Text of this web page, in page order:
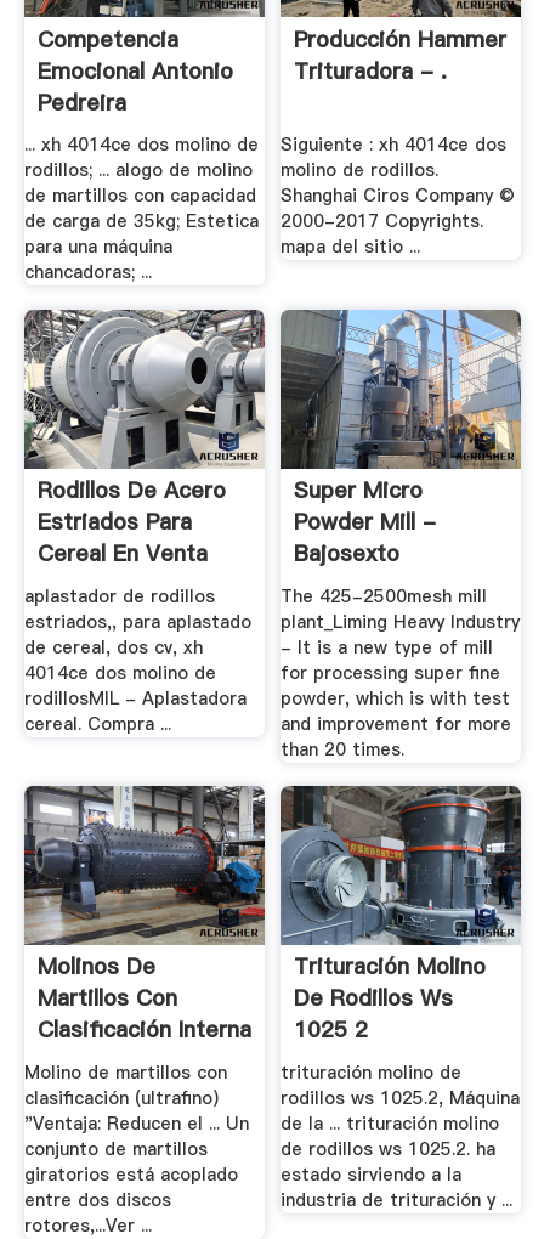
Competencia
Emocional Antonio
Pedreira
... xh 4014ce dos molino de
rodillos; ... alogo de molino
de martillos con capacidad
de carga de 35kg; Estetica
para una máquina
chancadoras; ...
Producción Hammer
Trituradora - .
Siguiente : xh 4014ce dos
molino de rodillos.
Shanghai Ciros Company ©
2000-2017 Copyrights.
mapa del sitio ...
Rodillos De Acero
Estriados Para
Cereal En Venta
aplastador de rodillos
estriados,, para aplastado
de cereal, dos cv, xh
4014ce dos molino de
rodillosMIL - Aplastadora
cereal. Compra ...
Super Micro
Powder Mill -
Bajosexto
The 425-2500mesh mill
plant_Liming Heavy Industry
- It is a new type of mill
for processing super fine
powder, which is with test
and improvement for more
than 20 times.
Molinos De
Martillos Con
Clasificación Interna
Molino de martillos con
clasificación (ultrafino)
"Ventaja: Reducen el ... Un
conjunto de martillos
giratorios está acoplado
entre dos discos
rotores,...Ver ...
Trituración Molino
De Rodillos Ws
1025 2
trituración molino de
rodillos ws 1025.2, Máquina
de la ... trituración molino
de rodillos ws 1025.2. ha
estado sirviendo a la
industria de trituración y ...